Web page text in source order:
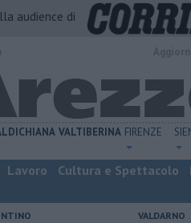
audience di
VALTIBERINA FIRENZE
Lavoro Cultura e Spettacolo
VALDARNO